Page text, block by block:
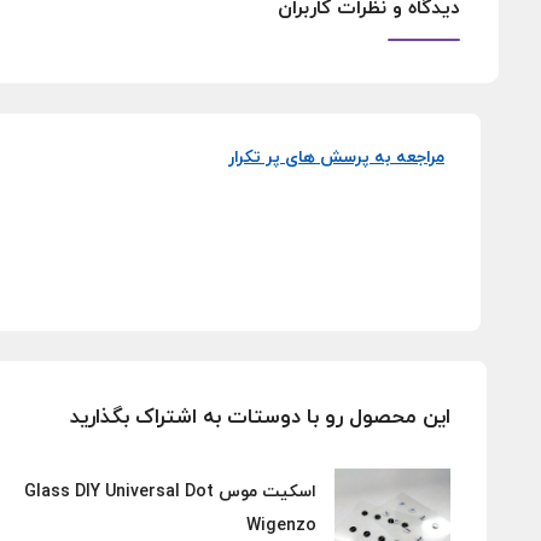
دیدگاه و نظرات کاربران
مراجعه به پرسش های پر تکرار
این محصول رو با دوستات به اشتراک بگذارید
اسکیت موس Glass DIY Universal Dot
Wigenzo